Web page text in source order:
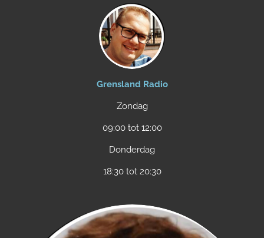
Grensland Radio
Zondag
09:00 tot 12:00
Donderdag
18:30 tot 20:30